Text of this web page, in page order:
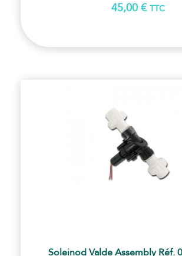
45,00 € TTC
Soleinod Valde Assembly Réf.